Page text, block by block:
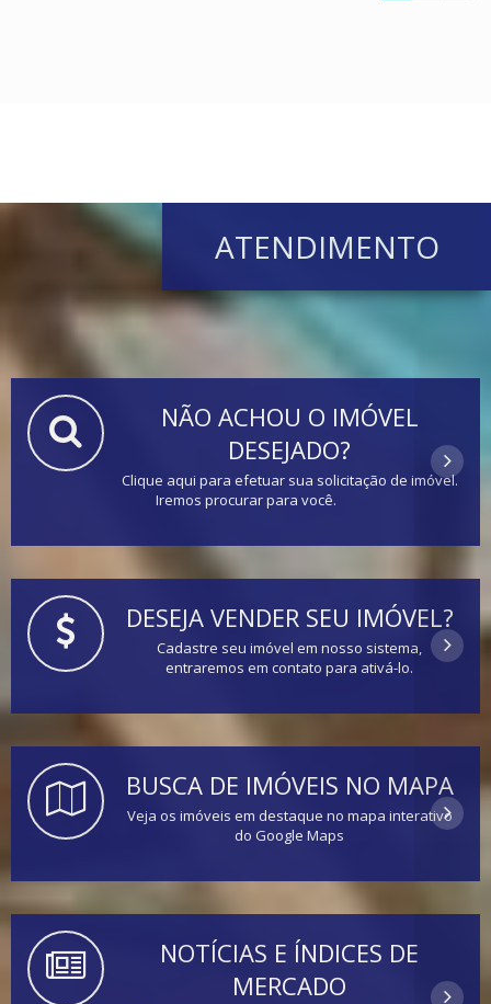
ATENDIMENTO
NÃO ACHOU O IMÓVEL
DESEJADO?
Clique aqui para efetuar sua solicitação de imóvel.
Iremos procurar para você.
DESEJA VENDER SEU IMÓVEL?
Cadastre seu imóvel em nosso sistema,
entraremos em contato para ativá-lo.
BUSCA DE IMÓVEIS NO MAPA
Veja os imóveis em destaque no mapa interativo
do Google Maps
NOTÍCIAS E ÍNDICES DE
MERCADO